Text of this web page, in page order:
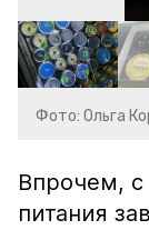
Фото: Ольга
Впрочем, с
питания